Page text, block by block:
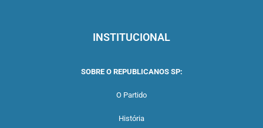
INSTITUCIONAL
SOBRE O REPUBLICANOS SP:
O Partido
História